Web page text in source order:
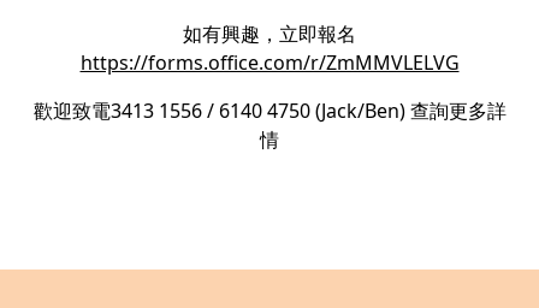
如有興趣，立即報名
https://forms.office.com/r/ZmMMVLELVG
歡迎致電3413 1556 / 6140 4750 (Jack/Ben) 查詢更多詳
情